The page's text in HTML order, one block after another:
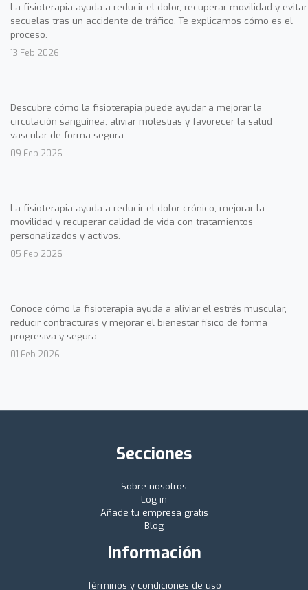
La fisioterapia ayuda a reducir el dolor, recuperar movilidad y evitar
secuelas tras un accidente de tráfico. Te explicamos cómo es el
proceso.
13 Feb 2026
Descubre cómo la fisioterapia puede ayudar a mejorar la
circulación sanguínea, aliviar molestias y favorecer la salud
vascular de forma segura.
09 Feb 2026
La fisioterapia ayuda a reducir el dolor crónico, mejorar la
movilidad y recuperar calidad de vida con tratamientos
personalizados y activos.
05 Feb 2026
Conoce cómo la fisioterapia ayuda a aliviar el estrés muscular,
reducir contracturas y mejorar el bienestar físico de forma
progresiva y segura.
01 Feb 2026
Secciones
Sobre nosotros
Log in
Añade tu empresa gratis
Blog
Información
Términos y condiciones de uso